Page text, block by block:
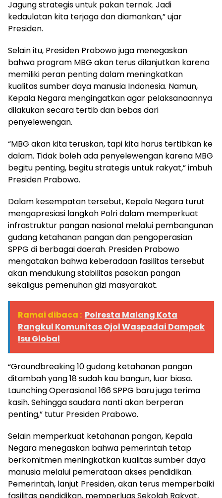
Jagung strategis untuk pakan ternak. Jadi
kedaulatan kita terjaga dan diamankan,” ujar
Presiden.
Selain itu, Presiden Prabowo juga menegaskan
bahwa program MBG akan terus dilanjutkan karena
memiliki peran penting dalam meningkatkan
kualitas sumber daya manusia Indonesia. Namun,
Kepala Negara mengingatkan agar pelaksanaannya
dilakukan secara tertib dan bebas dari
penyelewengan.
“MBG akan kita teruskan, tapi kita harus tertibkan ke
dalam. Tidak boleh ada penyelewengan karena MBG
begitu penting, begitu strategis untuk rakyat,” imbuh
Presiden Prabowo.
Dalam kesempatan tersebut, Kepala Negara turut
mengapresiasi langkah Polri dalam memperkuat
infrastruktur pangan nasional melalui pembangunan
gudang ketahanan pangan dan pengoperasian
SPPG di berbagai daerah. Presiden Prabowo
mengatakan bahwa keberadaan fasilitas tersebut
akan mendukung stabilitas pasokan pangan
sekaligus pemenuhan gizi masyarakat.
Ramai dibaca : Polresta Malang Kota
Rangkul Komunitas Ojol Waspadai Dampak
Isu Global
“Groundbreaking 10 gudang ketahanan pangan
ditambah yang 18 sudah kau bangun, luar biasa.
Launching Operasional 166 SPPG baru juga terima
kasih. Sehingga saudara nanti akan berperan
penting,” tutur Presiden Prabowo.
Selain memperkuat ketahanan pangan, Kepala
Negara menegaskan bahwa pemerintah tetap
berkomitmen meningkatkan kualitas sumber daya
manusia melalui pemerataan akses pendidikan.
Pemerintah, lanjut Presiden, akan terus memperbaiki